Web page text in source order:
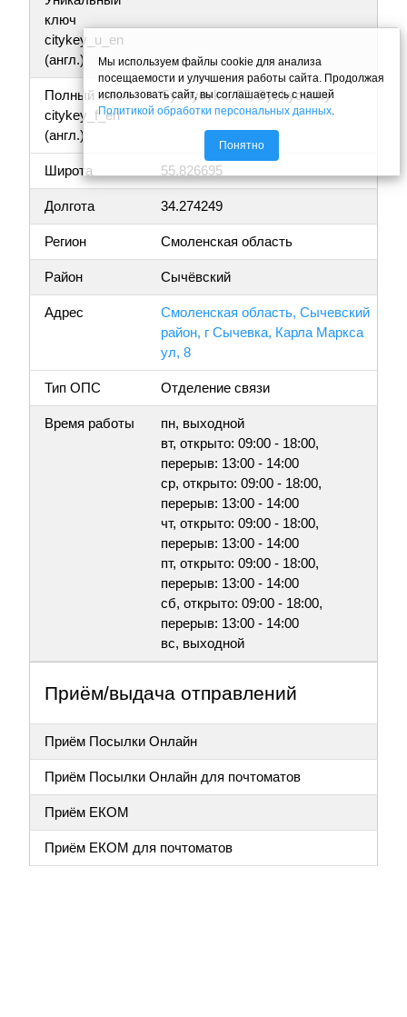
ключ
citykey_u_en
(англ.)
Полный ключ
citykey_f_en
(англ.)
Sychyovka, 67, Sychyovsky
Широта 55.826695
Долгота 34.274249
Регион Смоленская область
Район Сычёвский
Адрес
Смоленская область, Сычевский
район, г Сычевка, Карла Маркса
ул, 8
Тип ОПС Отделение связи
Время работы
пн, выходной
вт, открыто: 09:00 - 18:00,
перерыв: 13:00 - 14:00
ср, открыто: 09:00 - 18:00,
перерыв: 13:00 - 14:00
чт, открыто: 09:00 - 18:00,
перерыв: 13:00 - 14:00
пт, открыто: 09:00 - 18:00,
перерыв: 13:00 - 14:00
сб, открыто: 09:00 - 18:00,
перерыв: 13:00 - 14:00
вс, выходной
Приём/выдача отправлений
Приём Посылки Онлайн
Приём Посылки Онлайн для почтоматов
Приём ЕКОМ
Приём ЕКОМ для почтоматов
Мы используем файлы cookie для анализа
посещаемости и улучшения работы сайта. Продолжая
использовать сайт, вы соглашаетесь с нашей
Политикой обработки персональных данных
Понятно